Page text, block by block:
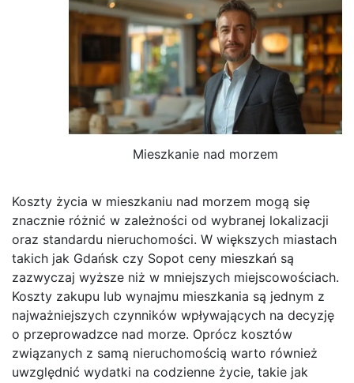
Mieszkanie nad morzem
Koszty życia w mieszkaniu nad morzem mogą się
znacznie różnić w zależności od wybranej lokalizacji
oraz standardu nieruchomości. W większych miastach
takich jak Gdańsk czy Sopot ceny mieszkań są
zazwyczaj wyższe niż w mniejszych miejscowościach.
Koszty zakupu lub wynajmu mieszkania są jednym z
najważniejszych czynników wpływających na decyzję
o przeprowadzce nad morze. Oprócz kosztów
związanych z samą nieruchomością warto również
uwzględnić wydatki na codzienne życie, takie jak